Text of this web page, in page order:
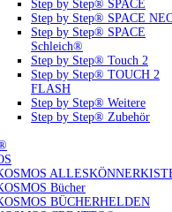
Step by Step® SPACE
Step by Step® SPACE
Step by Step® SPACE
Schleich®
Step by Step® Touch 2
Step by Step® TOUCH 2
FLASH
Step by Step® Weitere
Step by Step® Zubehör
Bücher
BÜCHERHELDEN